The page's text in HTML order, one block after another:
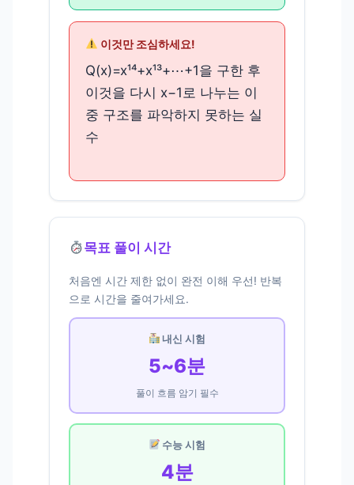
이것만 조심하세요!
Q(x)=x¹⁴+x¹³+⋯+1을 구한 후
이것을 다시 x−1로 나누는 이
중 구조를 파악하지 못하는 실
수
목표 풀이 시간
처음엔 시간 제한 없이 완전 이해 우선! 반복
으로 시간을 줄여가세요.
내신 시험
5~6분
풀이 흐름 암기 필수
수능 시험
4분